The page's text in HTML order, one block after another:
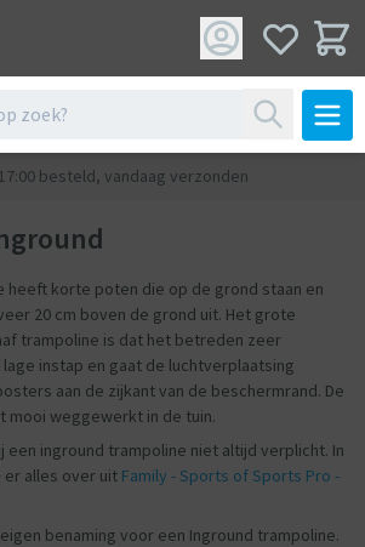
besteld, vandaag verzonden
heeft korte poten die op de grond staan en
20 cm boven de grond uit. Het grote
trampoline is dat het betreden zeer
instap en gaat de luchtverplaatsing
aan de zijkant van de beschermrand. De
mooi weggewerkt in de tuin.
een inground trampoline niet altijd verplicht. In
alles over uit Family - Sports of Sports Pro -
benaming voor een Inground trampoline.